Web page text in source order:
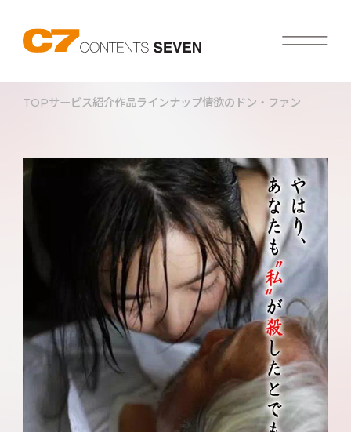
TOPサービス紹介作品ラインナップ情欲のドン・ファン